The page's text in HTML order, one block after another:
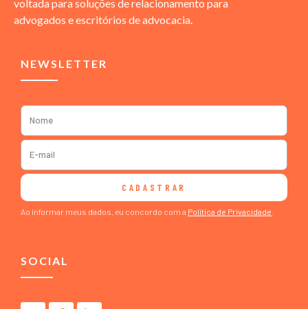
voltada para soluções de relacionamento para
advogados e escritórios de advocacia.
NEWSLETTER
CADASTRAR
Ao informar meus dados, eu concordo com a Política de Privacidade
SOCIAL